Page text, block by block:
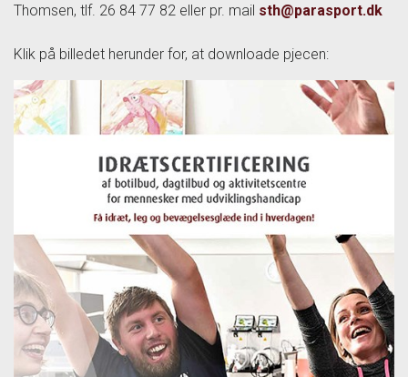
Thomsen, tlf. 26 84 77 82 eller pr. mail sth@parasport.dk
Klik på billedet herunder for, at downloade pjecen: